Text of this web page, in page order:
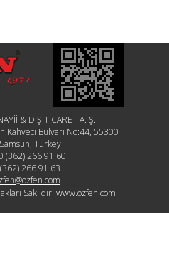
& DIŞ TİCARET A. Ş.
Kahveci Bulvarı No:44, 55300
Turkey
(362) 266 91 60
266 91 63
Saklıdır. www.ozfen.com